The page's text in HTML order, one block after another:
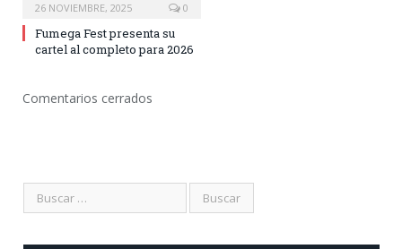
26 NOVIEMBRE, 2025 0
Fumega Fest presenta su
cartel al completo para 2026
Comentarios cerrados